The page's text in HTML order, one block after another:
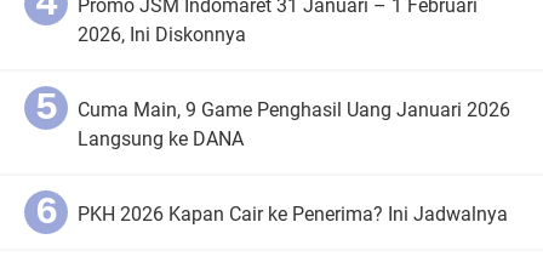
Promo JSM Indomaret 31 Januari – 1 Februari
2026, Ini Diskonnya
Cuma Main, 9 Game Penghasil Uang Januari 2026
Langsung ke DANA
PKH 2026 Kapan Cair ke Penerima? Ini Jadwalnya